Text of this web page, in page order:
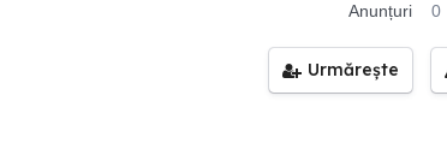
Anunțuri
0
Urmărește